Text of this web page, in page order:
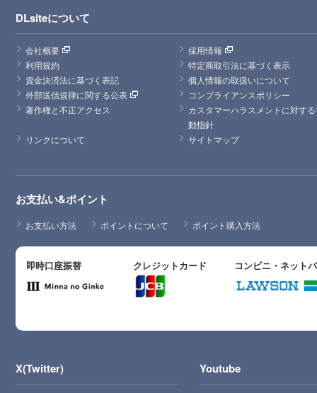
DLsiteについて
会社概要
採用情報
利用規約
特定商取引法に基づく表示
資金決済法に基づく表記
個人情報の取扱いについて
外部送信規律に関する公表
コンプライアンスポリシー
著作権と不正アクセス
カスタマーハラスメントに対す
動指針
リンクについて
サイトマップ
お支払い&ポイント
お支払い方法 ポイントについて ポイント購入方法
即時口座振替 クレジットカード コンビニ・ネット
X(Twitter) Youtube